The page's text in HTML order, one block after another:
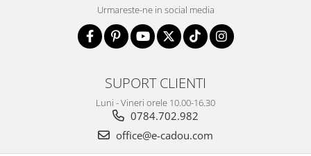
Urmareste-ne in social media
SUPORT CLIENTI
Luni - Vineri orele 10.00-16.30
0784.702.982
office@e-cadou.com